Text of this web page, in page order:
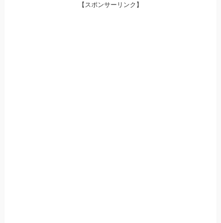
【スポンサーリンク】